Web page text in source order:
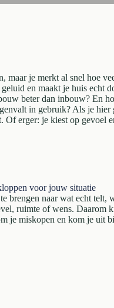
maar je merkt al snel hoe
en maakt je huis echt
beter dan inbouw? En
in gebruik? Als je
Of erger: je kiest op gevoel
voor jouw situatie
brengen naar wat echt
ruimte of wens. Daarom
je miskopen en kom je uit